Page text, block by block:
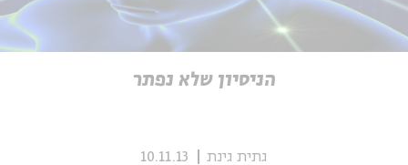
הניסיון שלא נפתר
גתית גינת 10.11.13